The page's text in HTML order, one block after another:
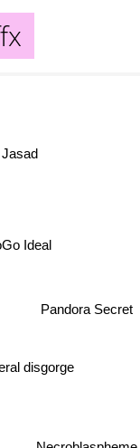
disgorge
Pandora Secret
Jasad
Ideal